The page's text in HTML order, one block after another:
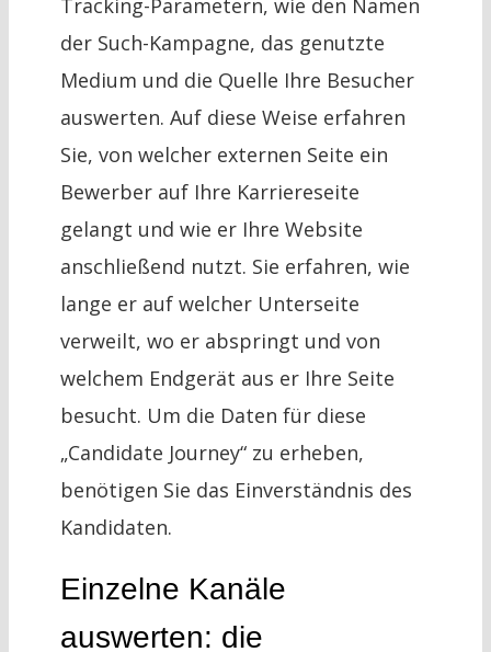
Tracking-Parametern, wie den Namen
der Such-Kampagne, das genutzte
Medium und die Quelle Ihre Besucher
auswerten. Auf diese Weise erfahren
Sie, von welcher externen Seite ein
Bewerber auf Ihre Karriereseite
gelangt und wie er Ihre Website
anschließend nutzt. Sie erfahren, wie
lange er auf welcher Unterseite
verweilt, wo er abspringt und von
welchem Endgerät aus er Ihre Seite
besucht. Um die Daten für diese
„Candidate Journey“ zu erheben,
benötigen Sie das Einverständnis des
Kandidaten.
Einzelne Kanäle
auswerten: die